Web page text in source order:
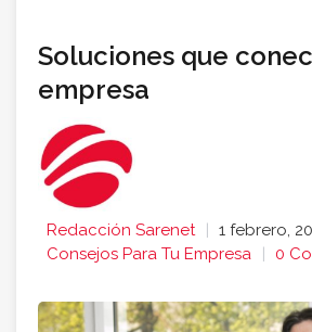
Soluciones que
empresa
Redacción Sarenet
1 febrero,
Consejos Para Tu Empresa
0